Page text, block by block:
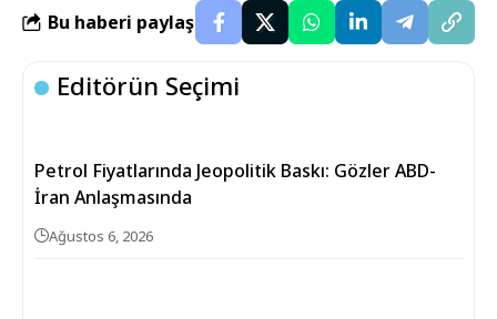
Bu haberi paylaş
Editörün Seçimi
Petrol Fiyatlarında Jeopolitik Baskı: Gözler ABD-
İran Anlaşmasında
Ağustos 6, 2026